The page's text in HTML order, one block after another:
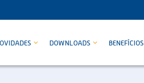
DOWNLOADS BENEFÍCIOS